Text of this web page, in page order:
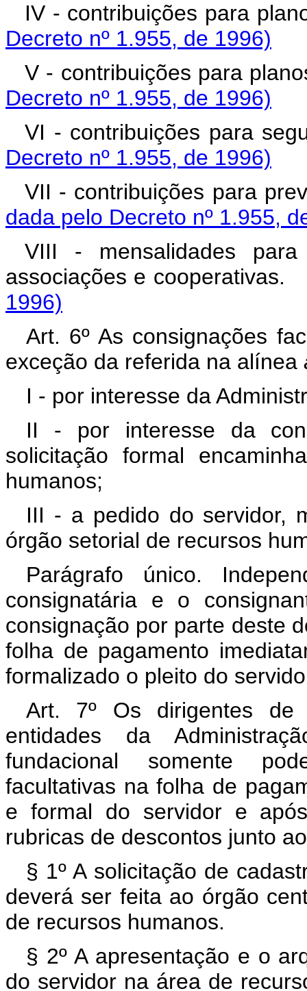
IV - contribuições para
Decreto nº 1.955, de 1996)
V - contribuições para
Decreto nº 1.955, de 1996)
VI - contribuições para
Decreto nº 1.955, de 1996)
VII - contribuições para
dada pelo Decreto nº 1.955,
VIII - mensalidades
associações e
1996)
Art. 6º As consignações
exceção da referida na alínea
I - por interesse da
II - por interesse da
solicitação formal
humanos;
III - a pedido do servidor,
órgão setorial de recursos
Parágrafo único.
consignatária e o
consignação por parte deste
folha de pagamento
formalizado o pleito do
Art. 7º Os dirigentes de
entidades da
fundacional somente
facultativas na folha de
e formal do servidor e
rubricas de descontos junto
§ 1º A solicitação de
deverá ser feita ao órgão
de recursos humanos.
§ 2º A apresentação e o
do servidor na área de